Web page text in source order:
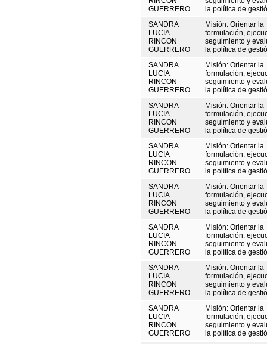
GUERRERO
la política de
SANDRA
LUCIA
RINCON
GUERRERO
Misión: Orientar la
formulación,
seguimiento y
la política de
SANDRA
LUCIA
RINCON
GUERRERO
Misión: Orientar la
formulación,
seguimiento y
la política de
SANDRA
LUCIA
RINCON
GUERRERO
Misión: Orientar la
formulación,
seguimiento y
la política de
SANDRA
LUCIA
RINCON
GUERRERO
Misión: Orientar la
formulación,
seguimiento y
la política de
SANDRA
LUCIA
RINCON
GUERRERO
Misión: Orientar la
formulación,
seguimiento y
la política de
SANDRA
LUCIA
RINCON
GUERRERO
Misión: Orientar la
formulación,
seguimiento y
la política de
SANDRA
LUCIA
RINCON
GUERRERO
Misión: Orientar la
formulación,
seguimiento y
la política de
SANDRA
LUCIA
RINCON
GUERRERO
Misión: Orientar la
formulación,
seguimiento y
la política de